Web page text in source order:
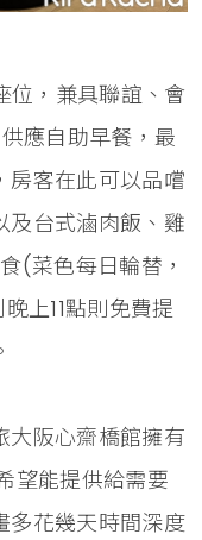
，兼具聯誼、會
應自助早餐，最
房客在此可以品嚐
及台式滷肉飯、雞
(菜色每日輪替，
上11點則免費提
大阪心齋橋館擁有
望能提供給需要
多花幾天時間深度